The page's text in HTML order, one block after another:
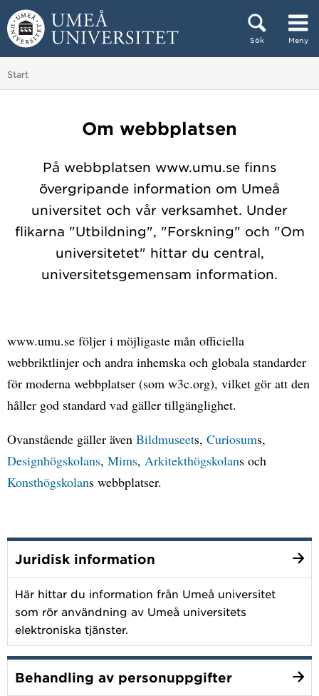
Hoppa direkt till innehållet
Sök Meny
Huvudmenyn dold.
Du är här:
Start
Om webbplatsen
På webbplatsen www.umu.se finns
övergripande information om Umeå
universitet och vår verksamhet. Under
flikarna "Utbildning", "Forskning" och "Om
universitetet" hittar du central,
universitetsgemensam information.
www.umu.se följer i möjligaste mån officiella
webbriktlinjer och andra inhemska och globala standarder
för moderna webbplatser (som w3c.org), vilket gör att den
håller god standard vad gäller tillgänglighet.
Ovanstående gäller även Bildmuseets, Curiosums,
Designhögskolans, Mims, Arkitekthögskolans och
Konsthögskolans webbplatser.
Juridisk information
Här hittar du information från Umeå universitet
som rör användning av Umeå universitets
elektroniska tjänster.
Behandling av personuppgifter